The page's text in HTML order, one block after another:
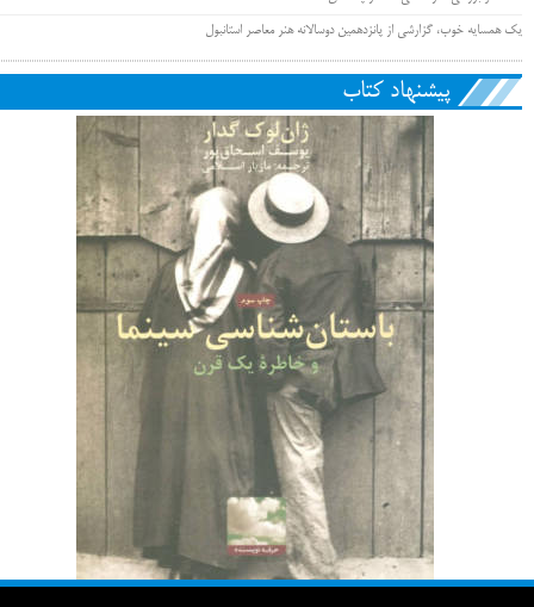
یک همسایه خوب، گزارشی از پانزدهمین دوسالانه هنر معاصر استانبول
پیشنهاد کتاب